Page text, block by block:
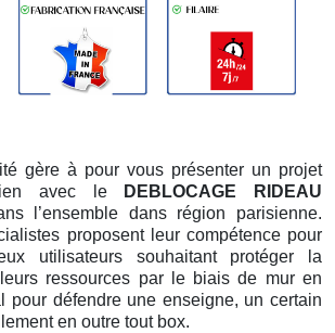
gère à pour vous présenter un projet
avec le
DEBLOCAGE RIDEAU
l’ensemble dans région parisienne.
proposent leur compétence pour
utilisateurs souhaitant protéger la
ressources par le biais de mur en
pour défendre une enseigne, un certain
en outre tout box.